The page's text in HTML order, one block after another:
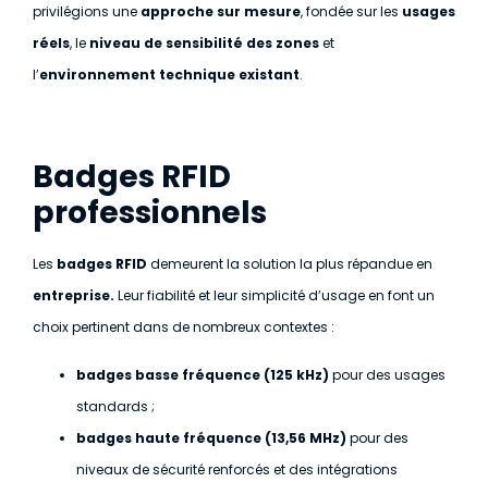
privilégions une approche sur mesure, fondée sur les usages
réels, le niveau de sensibilité des zoneset
l’environnement technique existant.
Badges RFID
professionnels
Les badges RFID demeurent la solution la plus répandue en
entreprise. Leur fiabilité et leur simplicité d’usage en font un
choix pertinent dans de nombreux contextes :
badges basse fréquence (125 kHz) pour des usages
standards ;
badges haute fréquence (13,56 MHz) pour des
niveaux de sécurité renforcés et des intégrations